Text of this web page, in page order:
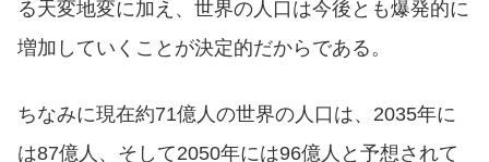
る天変地変に加え、世界の人口は今後とも爆発的に
増加していくことが決定的だからである。
ちなみに現在約71億人の世界の人口は、2035年に
は87億人、そして2050年には96億人と予想されて